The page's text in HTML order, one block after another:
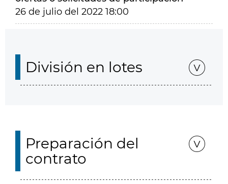
26 de julio del 2022 18:00
División en lotes
Preparación del
contrato